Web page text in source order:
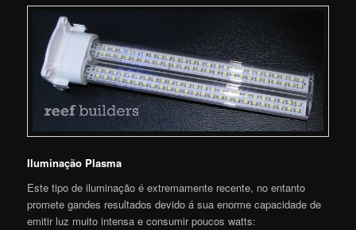
Iluminação Plasma
Este tipo de iluminação é extremamente recente, no entanto
promete gandes resultados devido á sua enorme capacidade de
emitir luz muito intensa e consumir poucos watts: